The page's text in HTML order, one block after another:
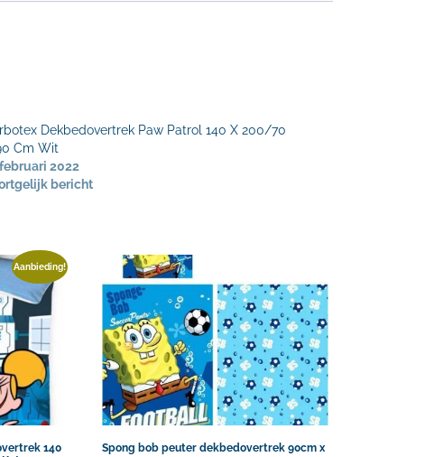
Dekbedovertrek Paw Patrol 140 X 200/70
Cm Wit
2022
bericht
Aanbieding!
140
Spong bob peuter dekbedovertrek 90cm x